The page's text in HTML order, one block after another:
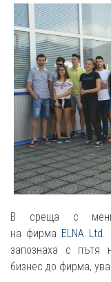
В среща с
на фирма ELNA Ltd.
запознаха с пътя
бизнес до фирма,